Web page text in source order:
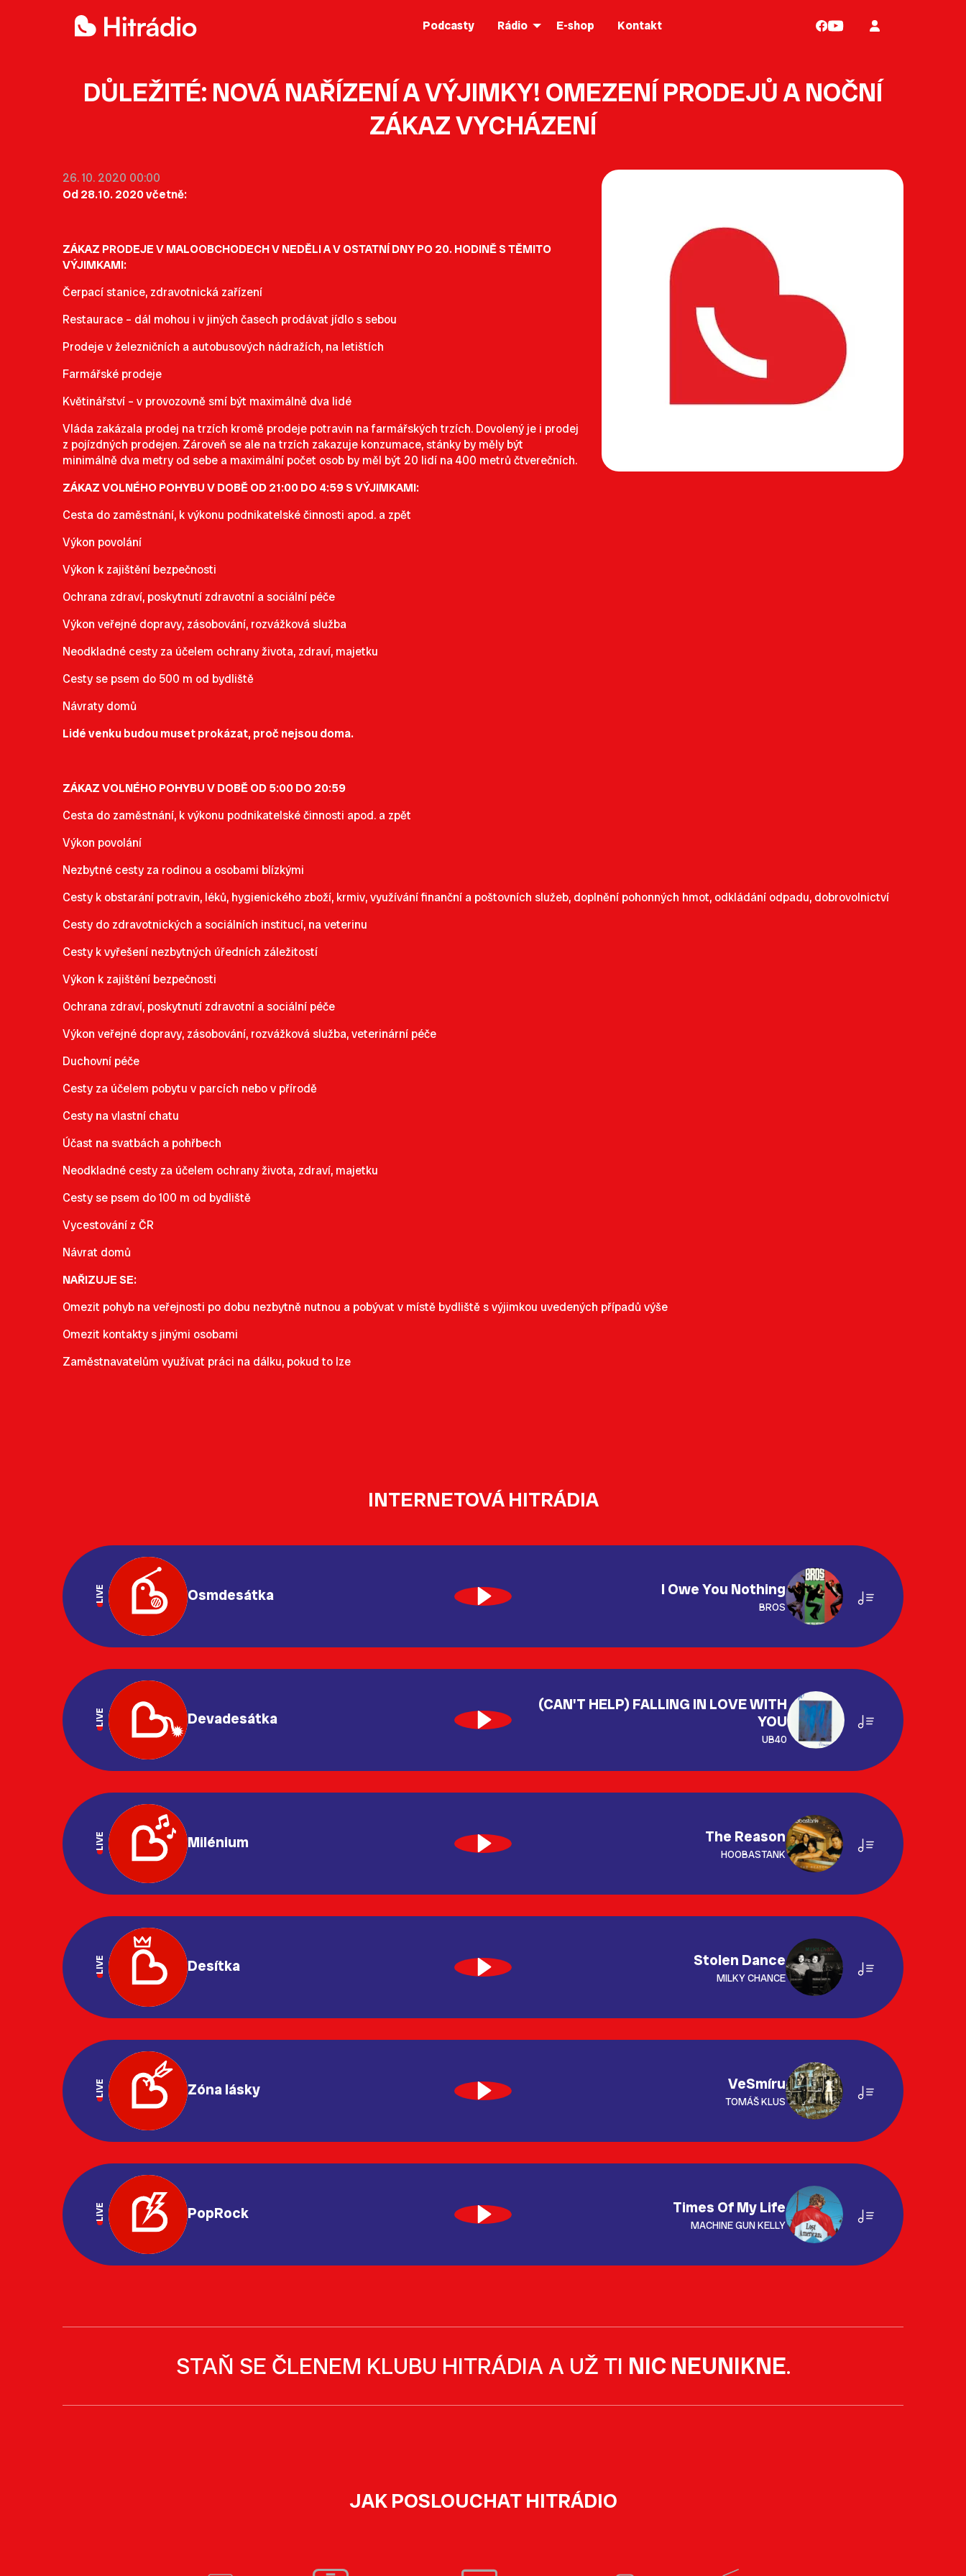
Podcasty Rádio E-shop Kontakt
DŮLEŽITÉ: NOVÁ NAŘÍZENÍ A VÝJIMKY! OMEZENÍ PRODEJŮ A NOČNÍ
ZÁKAZ VYCHÁZENÍ
26. 10. 2020 00:00
Od 28.10. 2020 včetně:
ZÁKAZ PRODEJE V MALOOBCHODECH V NEDĚLI A V OSTATNÍ DNY PO 20. HODINĚ S TĚMITO
VÝJIMKAMI:
Čerpací stanice, zdravotnická zařízení
Restaurace – dál mohou i v jiných časech prodávat jídlo s sebou
Prodeje v železničních a autobusových nádražích, na letištích
Farmářské prodeje
Květinářství – v provozovně smí být maximálně dva lidé
Vláda zakázala prodej na trzích kromě prodeje potravin na farmářských trzích. Dovolený je i prodej
z pojízdných prodejen. Zároveň se ale na trzích zakazuje konzumace, stánky by měly být
minimálně dva metry od sebe a maximální počet osob by měl být 20 lidí na 400 metrů čtverečních.
ZÁKAZ VOLNÉHO POHYBU V DOBĚ OD 21:00 DO 4:59 S VÝJIMKAMI:
Cesta do zaměstnání, k výkonu podnikatelské činnosti apod. a zpět
Výkon povolání
Výkon k zajištění bezpečnosti
Ochrana zdraví, poskytnutí zdravotní a sociální péče
Výkon veřejné dopravy, zásobování, rozvážková služba
Neodkladné cesty za účelem ochrany života, zdraví, majetku
Cesty se psem do 500 m od bydliště
Návraty domů
Lidé venku budou muset prokázat, proč nejsou doma.
ZÁKAZ VOLNÉHO POHYBU V DOBĚ OD 5:00 DO 20:59
Cesta do zaměstnání, k výkonu podnikatelské činnosti apod. a zpět
Výkon povolání
Nezbytné cesty za rodinou a osobami blízkými
Cesty k obstarání potravin, léků, hygienického zboží, krmiv, využívání finanční a poštovních služeb, doplnění pohonných hmot, odkládání odpadu, dobrovolnictví
Cesty do zdravotnických a sociálních institucí, na veterinu
Cesty k vyřešení nezbytných úředních záležitostí
Výkon k zajištění bezpečnosti
Ochrana zdraví, poskytnutí zdravotní a sociální péče
Výkon veřejné dopravy, zásobování, rozvážková služba, veterinární péče
Duchovní péče
Cesty za účelem pobytu v parcích nebo v přírodě
Cesty na vlastní chatu
Účast na svatbách a pohřbech
Neodkladné cesty za účelem ochrany života, zdraví, majetku
Cesty se psem do 100 m od bydliště
Vycestování z ČR
Návrat domů
NAŘIZUJE SE:
Omezit pohyb na veřejnosti po dobu nezbytně nutnou a pobývat v místě bydliště s výjimkou uvedených případů výše
Omezit kontakty s jinými osobami
Zaměstnavatelům využívat práci na dálku, pokud to lze
INTERNETOVÁ HITRÁDIA
LIVE Osmdesátka I Owe You Nothing
BROS
LIVE Devadesátka
(CAN'T HELP) FALLING IN LOVE WITH
YOU
UB40
LIVE Milénium The Reason
HOOBASTANK
LIVE Desítka Stolen Dance
MILKY CHANCE
LIVE Zóna lásky VeSmíru
TOMÁŠ KLUS
LIVE PopRock Times Of My Life
MACHINE GUN KELLY
STAŇ SE ČLENEM KLUBU HITRÁDIA A UŽ TI NIC NEUNIKNE.
JAK POSLOUCHAT HITRÁDIO